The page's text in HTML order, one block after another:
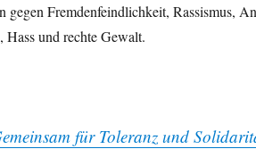
gegen Fremdenfeindlichkeit, Rassismus,
Hass und rechte Gewalt.
für Toleranz und